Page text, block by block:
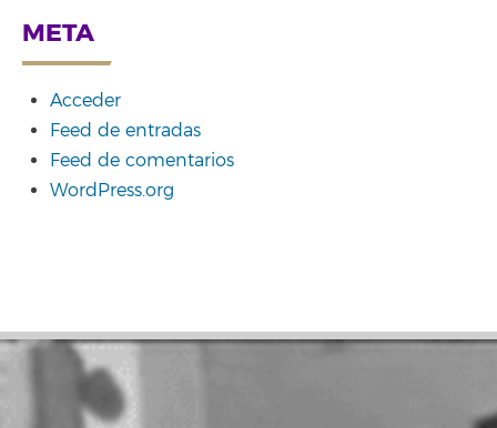
META
Acceder
Feed de entradas
Feed de comentarios
WordPress.org